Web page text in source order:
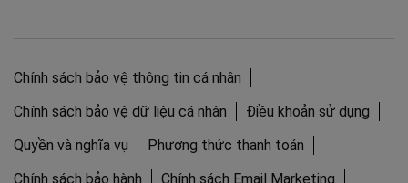
Chính sách bảo vệ thông tin cá nhân
Chính sách bảo vệ dữ liệu cá nhân
Điều khoản sử dụng
Quyền và nghĩa vụ
Phương thức thanh toán
Chính sách bảo hành
Chính sách Email Marketing